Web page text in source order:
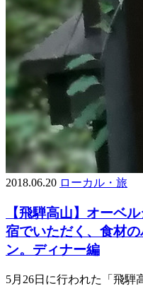
2018.06.20 ローカル・旅
【飛騨高山】オーベ
宿でいただく、食材
ン。ディナー編
5月26日に行われた「飛騨